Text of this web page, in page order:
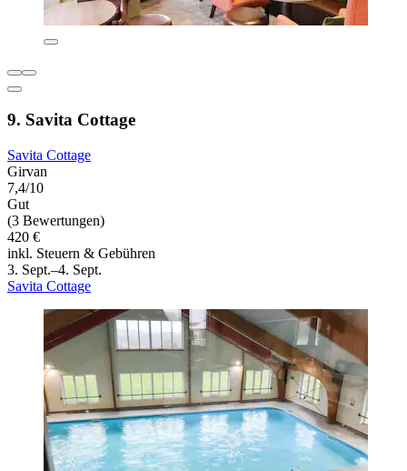
9. Savita Cottage
Savita Cottage
Girvan
7,4/10
Gut
(3 Bewertungen)
420 €
inkl. Steuern & Gebühren
3. Sept.–4. Sept.
Savita Cottage